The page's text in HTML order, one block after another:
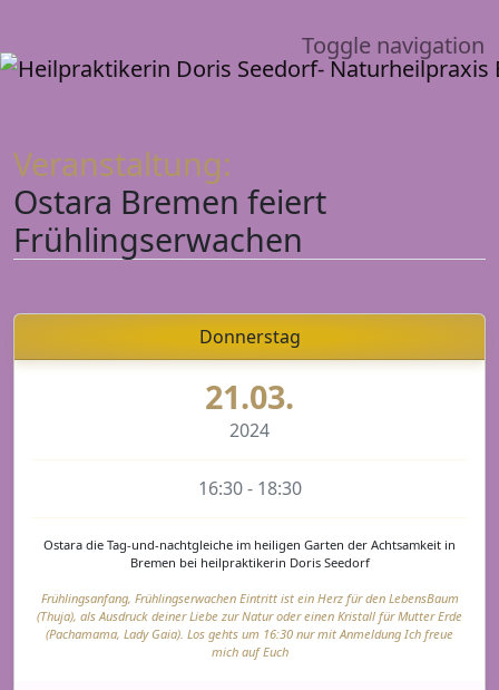
Toggle navigation
Veranstaltung:
Ostara Bremen feiert
Frühlingserwachen
Donnerstag
21.03.
2024
16:30 - 18:30
Ostara die Tag-und-nachtgleiche im heiligen Garten der Achtsamkeit in
Bremen bei heilpraktikerin Doris Seedorf
Frühlingsanfang, Frühlingserwachen Eintritt ist ein Herz für den LebensBaum
(Thuja), als Ausdruck deiner Liebe zur Natur oder einen Kristall für Mutter Erde
(Pachamama, Lady Gaia). Los gehts um 16:30 nur mit Anmeldung Ich freue
mich auf Euch